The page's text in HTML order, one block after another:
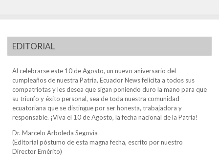
EDITORIAL
Al celebrarse este 10 de Agosto, un nuevo aniversario del
cumpleaños de nuestra Patria, Ecuador News felicita a todos sus
compatriotas y les desea que sigan poniendo duro la mano para que
su triunfo y éxito personal, sea de toda nuestra comunidad
ecuatoriana que se distingue por ser honesta, trabajadora y
responsable. ¡Viva el 10 de Agosto, la fecha nacional de la Patria!
Dr. Marcelo Arboleda Segovia
(Editorial póstumo de esta magna fecha, escrito por nuestro
Director Emérito)